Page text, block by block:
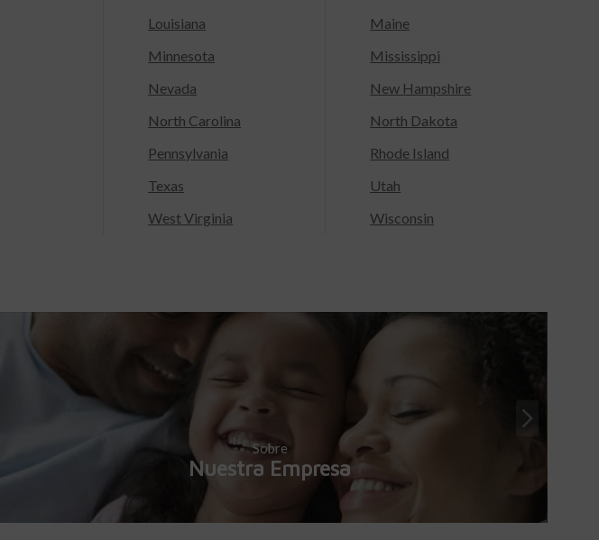
Louisiana
Maine
Minnesota
Mississippi
Nevada
New Hampshire
North Carolina
North Dakota
Pennsylvania
Rhode Island
Texas
Utah
West Virginia
Wisconsin
Sobre
Nuestra Empresa